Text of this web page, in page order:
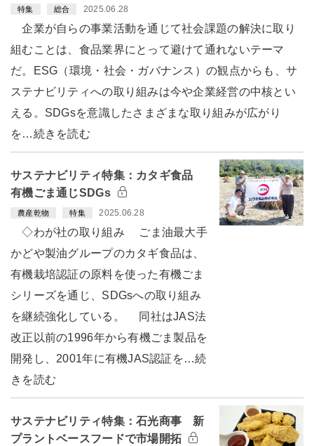
特集 総合 2025.06.28
企業が自らの事業活動を通じて社会課題の解決に取り
組むことは、食品業界にとって避けて通れないテーマ
だ。ESG（環境・社会・ガバナンス）の観点からも、サ
ステナビリティへの取り組みは今や企業経営の中核とい
える。SDGsを意識したさまざまな取り組みが広がり
を…続きを読む
サステナビリティ特集：カタギ食品
有機ごま通じSDGs
農産乾物 特集 2025.06.28
◇わが社の取り組み ごま油最大手
かどや製油グループのカタギ食品は、
有機栽培認証の原料を使った有機ごま
シリーズを通じ、SDGsへの取り組み
を継続強化している。 同社はJAS法
改正以前の1996年から有機ごま製品を
開発し、2001年に有機JAS認証を…続
きを読む
サステナビリティ特集：石光商事 新
プラントベースフードで市場開拓